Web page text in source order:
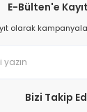
E-Bülten'e
olarak
Bizi Takip